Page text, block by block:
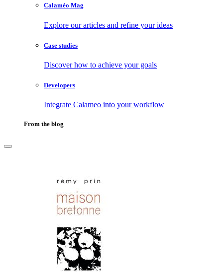
Calaméo Mag
Explore our articles and refine your ideas
Case studies
Discover how to achieve your goals
Developers
Integrate Calameo into your workflow
From the blog